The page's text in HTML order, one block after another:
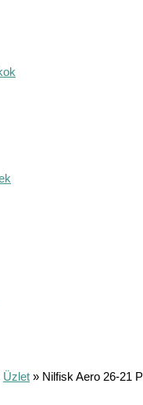
Üzlet» Nilfisk Aero 26-21